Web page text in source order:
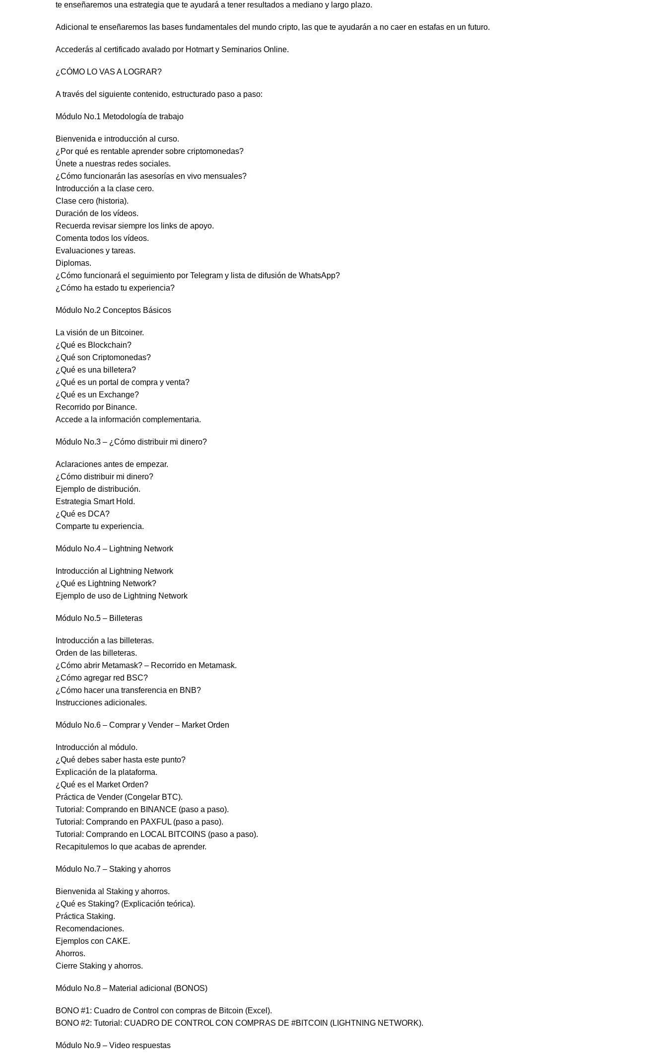
te enseñaremos una estrategia que te ayudará a tener resultados a mediano y largo plazo.
Adicional te enseñaremos las bases fundamentales del mundo cripto, las que te ayudarán a no caer en estafas en un futuro.
Accederás al certificado avalado por Hotmart y Seminarios Online.
¿CÓMO LO VAS A LOGRAR?
A través del siguiente contenido, estructurado paso a paso:
Módulo No.1 Metodología de trabajo
Bienvenida e introducción al curso.
¿Por qué es rentable aprender sobre criptomonedas?
Únete a nuestras redes sociales.
¿Cómo funcionarán las asesorías en vivo mensuales?
Introducción a la clase cero.
Clase cero (historia).
Duración de los vídeos.
Recuerda revisar siempre los links de apoyo.
Comenta todos los vídeos.
Evaluaciones y tareas.
Diplomas.
¿Cómo funcionará el seguimiento por Telegram y lista de difusión de WhatsApp?
¿Cómo ha estado tu experiencia?
Módulo No.2 Conceptos Básicos
La visión de un Bitcoiner.
¿Qué es Blockchain?
¿Qué son Criptomonedas?
¿Qué es una billetera?
¿Qué es un portal de compra y venta?
¿Qué es un Exchange?
Recorrido por Binance.
Accede a la información complementaria.
Módulo No.3 – ¿Cómo distribuir mi dinero?
Aclaraciones antes de empezar.
¿Cómo distribuir mi dinero?
Ejemplo de distribución.
Estrategia Smart Hold.
¿Qué es DCA?
Comparte tu experiencia.
Módulo No.4 – Lightning Network
Introducción al Lightning Network
¿Qué es Lightning Network?
Ejemplo de uso de Lightning Network
Módulo No.5 – Billeteras
Introducción a las billeteras.
Orden de las billeteras.
¿Cómo abrir Metamask? – Recorrido en Metamask.
¿Cómo agregar red BSC?
¿Cómo hacer una transferencia en BNB?
Instrucciones adicionales.
Módulo No.6 – Comprar y Vender – Market Orden
Introducción al módulo.
¿Qué debes saber hasta este punto?
Explicación de la plataforma.
¿Qué es el Market Orden?
Práctica de Vender (Congelar BTC).
Tutorial: Comprando en BINANCE (paso a paso).
Tutorial: Comprando en PAXFUL (paso a paso).
Tutorial: Comprando en LOCAL BITCOINS (paso a paso).
Recapitulemos lo que acabas de aprender.
Módulo No.7 – Staking y ahorros
Bienvenida al Staking y ahorros.
¿Qué es Staking? (Explicación teórica).
Práctica Staking.
Recomendaciones.
Ejemplos con CAKE.
Ahorros.
Cierre Staking y ahorros.
Módulo No.8 – Material adicional (BONOS)
BONO #1: Cuadro de Control con compras de Bitcoin (Excel).
BONO #2: Tutorial: CUADRO DE CONTROL CON COMPRAS DE #BITCOIN (LIGHTNING NETWORK).
Módulo No.9 – Video respuestas